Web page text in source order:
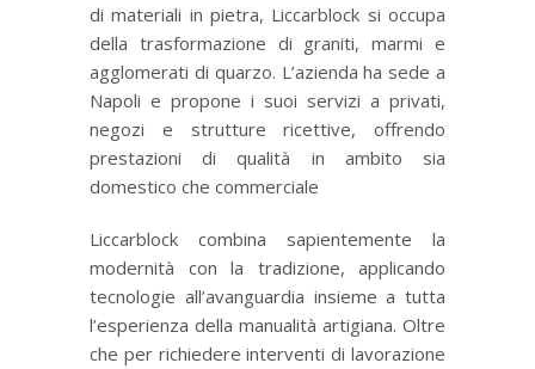
di materiali in pietra, Liccarblock si occupa
della trasformazione di graniti, marmi e
agglomerati di quarzo. L’azienda ha sede a
Napoli e propone i suoi servizi a privati,
negozi e strutture ricettive, offrendo
prestazioni di qualità in ambito sia
domestico che commerciale
Liccarblock combina sapientemente la
modernità con la tradizione, applicando
tecnologie all’avanguardia insieme a tutta
l’esperienza della manualità artigiana. Oltre
che per richiedere interventi di lavorazione